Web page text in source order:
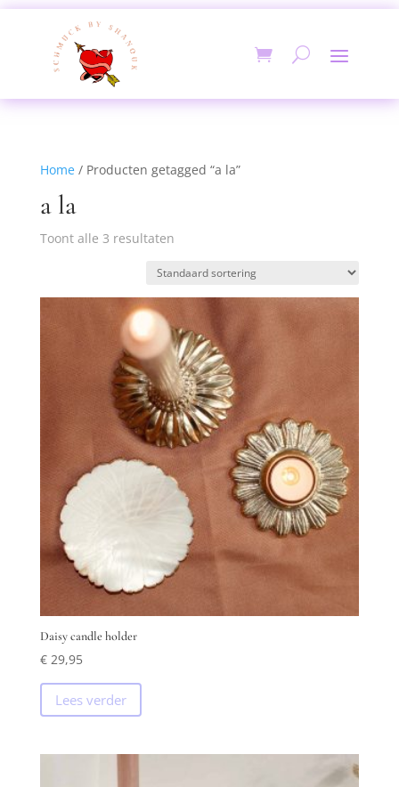
Home/ Producten getagged “a la”
a la
Toont alle 3 resultaten
Daisy candle holder
€29,95
Lees verder